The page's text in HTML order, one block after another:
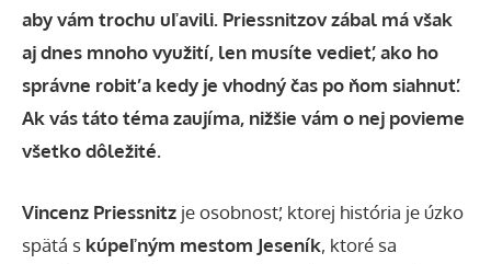
aby vám trochu uľavili. Priessnitzov zábal má však
aj dnes mnoho využití, len musíte vedieť, ako ho
správne robiť a kedy je vhodný čas po ňom siahnuť.
Ak vás táto téma zaujíma, nižšie vám o nej povieme
všetko dôležité.
Vincenz Priessnitz je osobnosť, ktorej história je úzko
spätá s kúpeľným mestom Jeseník, ktoré sa